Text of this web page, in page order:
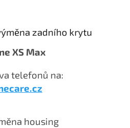
zadního krytu
XS Max
telefonů na:
housing